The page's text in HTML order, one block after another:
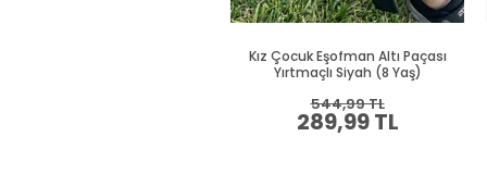
Kız Çocuk Eşofman Altı Paçası
Yırtmaçlı Siyah (8 Yaş)
289,99 TL
544,99 TL